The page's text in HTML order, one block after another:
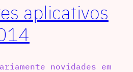
aplicativos
novidades em